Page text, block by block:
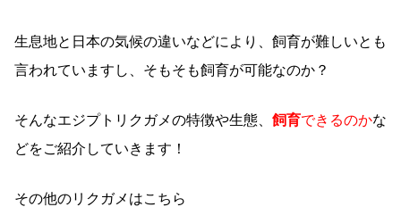
生息地と日本の気候の違いなどにより、飼育が難しいとも
言われていますし、そもそも飼育が可能なのか？
そんなエジプトリクガメの特徴や生態、 飼育できるのかな
どをご紹介していきます！
その他のリクガメはこちら